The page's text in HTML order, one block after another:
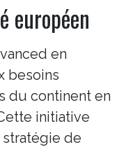
européen
en
besoins
du continent en
initiative
stratégie de